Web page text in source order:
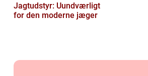
Jagtudstyr: Uundværligt
for den moderne jæger